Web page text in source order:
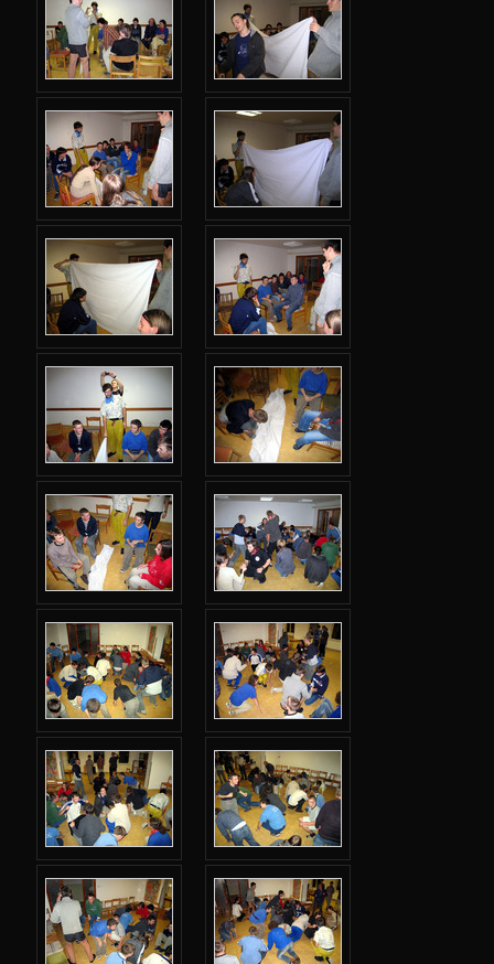
Podzimní 2010
Jarní 2010
Podzimní 2009
Jarní 2009
Podzimní 2008
Jarní 2008
Podzimní 2007
Jarní 2007
Podzimní 2006
Úvod
Účastníci
Karolínka
Fotky
Za španělského krále
Šťastné přistání
Seznamka
Chci tvé srdce
Lepivý uzel
Ráhno v půli
Nebezpečné látky
Proleťte se na koberci
Demokratická doprava
Televizní pořady
Tak jde život
Kam mi zmizela ta ovce?
Prastarý chrám